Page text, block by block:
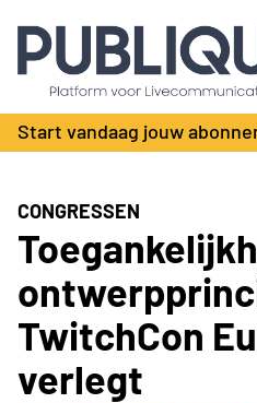
Industry Dashboard
Vacatures
Kalender
Producten
Bedrijvengids
Locatie Finder
Contact
Adverteren
Abonnementen
Start vandaag jouw
CONGRESSEN
TwitchCon
verlegt